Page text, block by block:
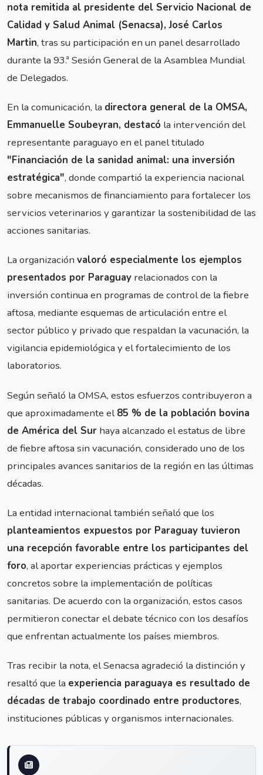
nota remitida al presidente del Servicio Nacional de
Calidad y Salud Animal (Senacsa), José Carlos
Martin, tras su participación en un panel desarrollado
durante la 93.ª Sesión General de la Asamblea Mundial
de Delegados.
En la comunicación, la directora general de la OMSA,
Emmanuelle Soubeyran, destacó la intervención del
representante paraguayo en el panel titulado
"Financiación de la sanidad animal: una inversión
estratégica", donde compartió la experiencia nacional
sobre mecanismos de financiamiento para fortalecer los
servicios veterinarios y garantizar la sostenibilidad de las
acciones sanitarias.
La organización valoró especialmente los ejemplos
presentados por Paraguay relacionados con la
inversión continua en programas de control de la fiebre
aftosa, mediante esquemas de articulación entre el
sector público y privado que respaldan la vacunación, la
vigilancia epidemiológica y el fortalecimiento de los
laboratorios.
Según señaló la OMSA, estos esfuerzos contribuyeron a
que aproximadamente el85 % de la población bovina
de América del Sur haya alcanzado el estatus de libre
de fiebre aftosa sin vacunación, considerado uno de los
principales avances sanitarios de la región en las últimas
décadas.
La entidad internacional también señaló que los
planteamientos expuestos por Paraguay tuvieron
una recepción favorable entre los participantes del
foro, al aportar experiencias prácticas y ejemplos
concretos sobre la implementación de políticas
sanitarias. De acuerdo con la organización, estos casos
permitieron conectar el debate técnico con los desafíos
que enfrentan actualmente los países miembros.
Tras recibir la nota, el Senacsa agradeció la distinción y
resaltó que la experiencia paraguaya es resultado de
décadas de trabajo coordinado entre productores,
instituciones públicas y organismos internacionales.